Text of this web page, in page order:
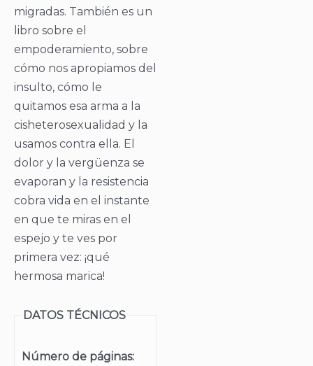
migradas. También es un
libro sobre el
empoderamiento, sobre
cómo nos apropiamos del
insulto, cómo le
quitamos esa arma a la
cisheterosexualidad y la
usamos contra ella. El
dolor y la vergüenza se
evaporan y la resistencia
cobra vida en el instante
en que te miras en el
espejo y te ves por
primera vez: ¡qué
hermosa marica!
DATOS TÉCNICOS
Número de páginas: